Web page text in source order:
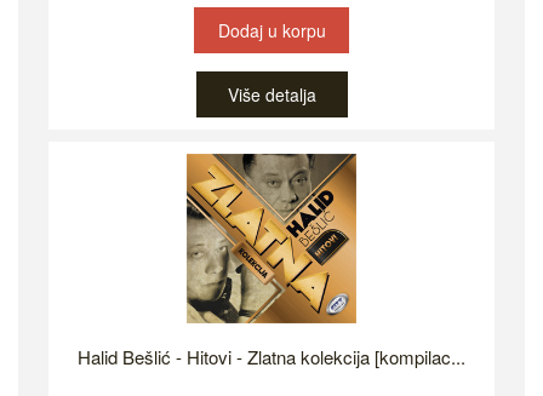
Dodaj u korpu
Više detalja
Halid Bešlić - Hitovi - Zlatna kolekcija [kompilac...